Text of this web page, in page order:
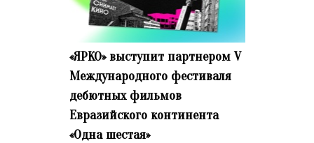
«ЯРКО» выступит партнером V
Международного фестиваля
дебютных фильмов
Евразийского континента
«Одна шестая»